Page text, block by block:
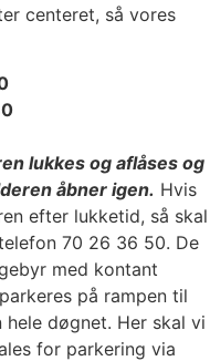
centeret, så vores
lukkes og aflåses og
åbner igen. Hvis
efter lukketid, så skal
70 26 36 50. De
med kontant
på rampen til
døgnet. Her skal vi
for parkering via